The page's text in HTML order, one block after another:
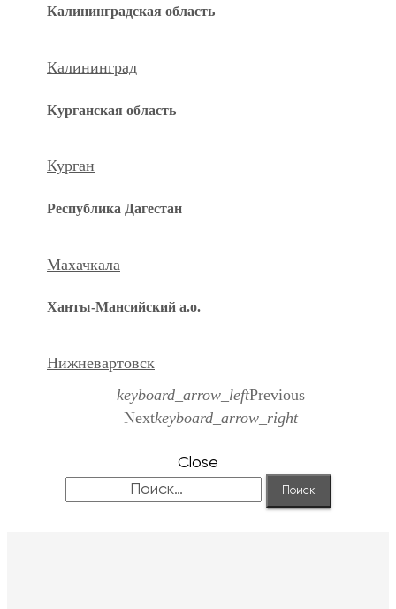
Калининградская область
Калининград
Курганская область
Курган
Республика Дагестан
Махачкала
Ханты-Мансийский а.о.
Нижневартовск
keyboard_arrow_leftPrevious
Nextkeyboard_arrow_right
Close